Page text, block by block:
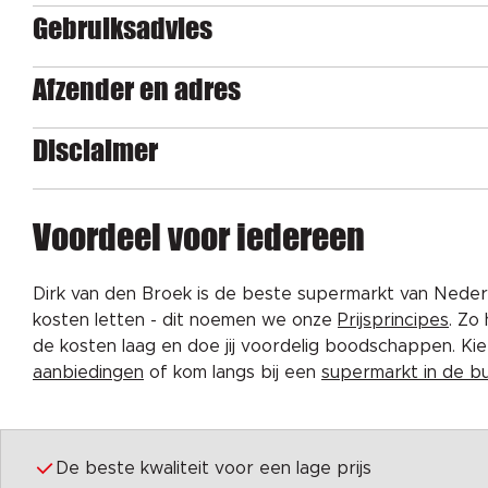
Gebruiksadvies
Afzender en adres
Disclaimer
Voordeel voor iedereen
Dirk van den Broek is de beste supermarkt van
kosten letten - dit noemen we onze Prijsprincipes. Zo
de kosten laag en doe jij voordelig boodschappen.
aanbiedingen of kom langs bij een supermarkt in de
De beste kwaliteit voor een lage prijs